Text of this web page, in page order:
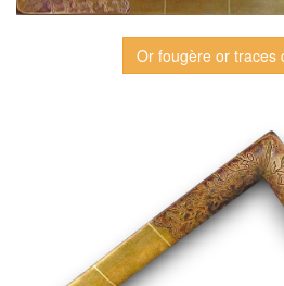
Or fougère or traces